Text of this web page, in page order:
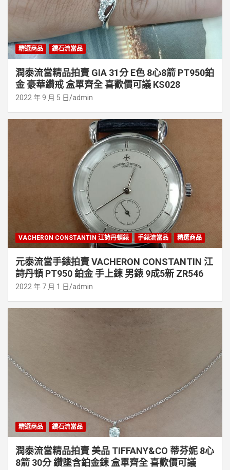
精選商品 鑽石流當品
潤泰流當精品拍賣 GIA 31分 E色 8心8箭 PT950鉑
金 豪華鑽戒 盒單齊全 喜歡價可議 KS028
2022 年 9 月 5 日 admin
VACHERON CONSTANTIN 江詩丹頓錶 手錶流當品 精選商品
元泰流當手錶拍賣 VACHERON CONSTANTIN 江
詩丹頓 PT950 鉑金 手上鍊 男錶 9成5新 ZR546
2022 年 7 月 1 日 admin
精選商品 鑽石流當品
潤泰流當精品拍賣 美品 TIFFANY&CO 蒂芬妮 8心
8箭 30分 鑽墬含鉑金鍊 盒單齊全 喜歡價可議